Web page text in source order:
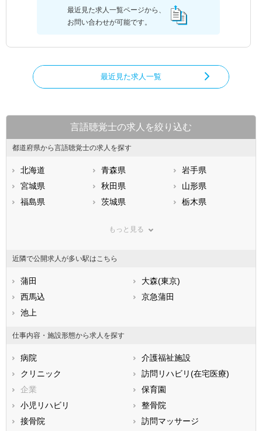
最近見た求人一覧ページから、
お問い合わせが可能です。
最近見た求人一覧
言語聴覚士の求人を絞り込む
都道府県から言語聴覚士の求人を探す
北海道 青森県
岩手県
宮城県
秋田県
山形県
福島県
茨城県
栃木県
神奈川県
石川県
福井県
静岡県
滋賀県
兵庫県
香川県
高知県
福岡県
長崎県
熊本県
鹿児島県
もっと見る
近隣で公開求人が多い駅はこちら
蒲田
大森(東京)
西馬込
京急蒲田
池上
仕事内容・施設形態から求人を探す
病院
介護福祉施設
クリニック
訪問リハビリ(在宅医療)
企業
保育園
小児リハビリ
整骨院
接骨院
訪問マッサージ